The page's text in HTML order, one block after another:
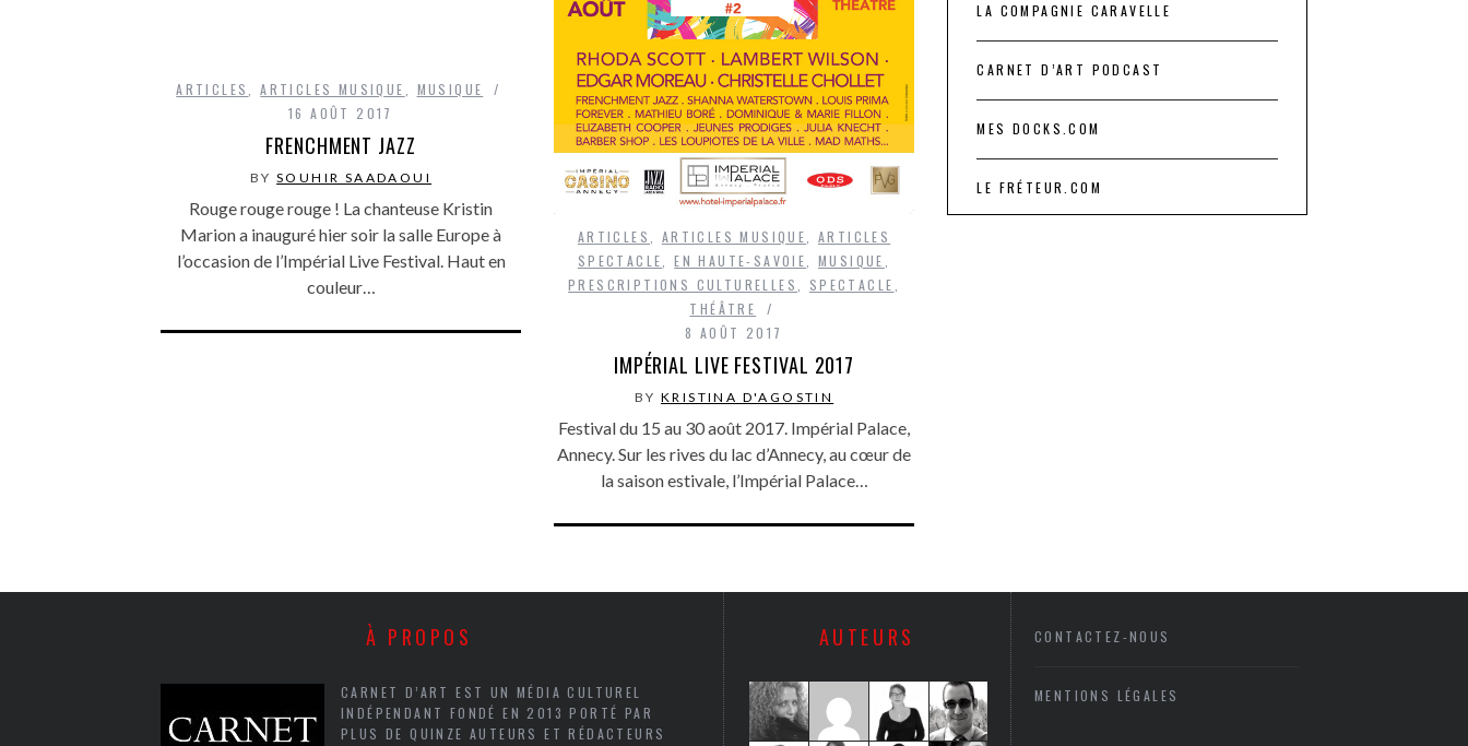
ARTICLES ,ARTICLES MUSIQUE
MUSIQUE
16 AOÛT 2017
FRENCHMENT JAZZ
BYSOUHIR SAADAOUI
Rouge rouge rouge ! La chanteuse Kristin
Marion a inauguré hier soir la salle Europe à
l’occasion de l’Impérial Live Festival. Haut en
couleur…
ARTICLES ARTICLES MUSIQUE ,ARTICLES
SPECTACLE
,EN HAUTE-SAVOIE ,MUSIQUE
PRESCRIPTIONS CULTURELLES
SPECTACLE
THÉÂTRE
8 AOÛT 2017
IMPÉRIAL LIVE FESTIVAL 2017
BY KRISTINA D'AGOSTIN
Festival du 15 au 30 août 2017. Impérial Palace,
Annecy. Sur les rives du lac d’Annecy, au cœur de
la saison estivale, l’Impérial Palace…
LA COMPAGNIE CARAVELLE
CARNET D’ART PODCAST
MES DOCKS.COM
LE FRÉTEUR.COM
À PROPOS
CARNET D’ART EST UN MÉDIA CULTUREL
INDÉPENDANT FONDÉ EN 2013 PORTÉ PAR
PLUS DE QUINZE AUTEURS ET RÉDACTEURS
AUTEURS CONTACTEZ-NOUS
MENTIONS LÉGALES